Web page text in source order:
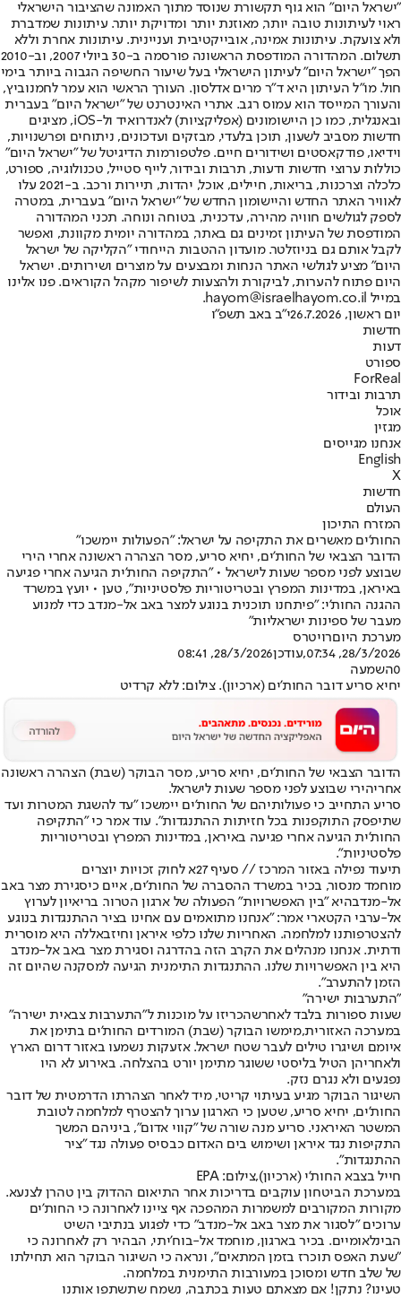
"ישראל היום" הוא גוף תקשורת שנוסד מתוך האמונה שהציבור הישראלי
ראוי לעיתונות טובה יותר, מאוזנת יותר ומדויקת יותר. עיתונות שמדברת
ולא צועקת. עיתונות אמינה, אובייקטיבית ועניינית. עיתונות אחרת וללא
תשלום. המהדורה המודפסת הראשונה פורסמה ב-30 ביולי 2007, וב-2010
הפך "ישראל היום" לעיתון הישראלי בעל שיעור החשיפה הגבוה ביותר בימי
חול. מו"ל העיתון היא ד"ר מרים אדלסון. העורך הראשי הוא עמר לחמנוביץ,
והעורך המייסד הוא עמוס רגב. אתרי האינטרנט של "ישראל היום" בעברית
ובאנגלית, כמו כן היישומונים (אפליקציות) לאנדרואיד ול-iOS, מציגים
חדשות מסביב לשעון, תוכן בלעדי, מבזקים ועדכונים, ניתוחים ופרשנויות,
וידיאו, פודקאסטים ושידורים חיים. פלטפורמות הדיגיטל של "ישראל היום"
כוללות ערוצי חדשות ודעות, תרבות ובידור, לייף סטייל, טכנולוגיה, ספורט,
כלכלה וצרכנות, בריאות, חיילים, אוכל, יהדות, תיירות ורכב. ב-2021 עלו
לאוויר האתר החדש והיישומון החדש של "ישראל היום" בעברית, במטרה
לספק לגולשים חוויה מהירה, עדכנית, בטוחה ונוחה. תכני המהדורה
המודפסת של העיתון זמינים גם באתר, במהדורה יומית מקוונת, ואפשר
לקבל אותם גם בניוזלטר. מועדון ההטבות הייחודי "הקליקה של ישראל
היום" מציע לגולשי האתר הנחות ומבצעים על מוצרים ושירותים. ישראל
היום פתוח להערות, לביקורת ולהצעות לשיפור מקהל הקוראים. פנו אלינו
במייל hayom@israelhayom.co.il.
יום ראשון, 26.7.2026
י"ב באב תשפ"ו
חדשות
דעות
ספורט
ForReal
תרבות ובידור
אוכל
מגזין
אנחנו מגייסים
English
X
חדשות
העולם
המזרח התיכון
החות'ים מאשרים את התקיפה על ישראל: "הפעולות יימשכו"
הדובר הצבאי של החות'ים, יחיא סריע, מסר הצהרה ראשונה אחרי הירי
שבוצע לפני מספר שעות לישראל • "התקיפה החות'ית הגיעה אחרי פגיעה
באיראן, במדינות המפרץ ובטריטוריות פלסטיניות", טען • יועץ במשרד
ההגנה החות'י: "פיתחנו תוכנית בנוגע למצר באב אל-מנדב כדי למנוע
מעבר של ספינות ישראליות"
מערכת היוםרויטרס
28/3/2026, 07:34
,עודכן28/3/2026, 08:41
0השמעה
יחיא סריע דובר החות'ים (ארכיון). צילום: ללא קרדיט
הדובר הצבאי של החות'ים, יחיא סריע, מסר הבוקר (שבת) הצהרה ראשונה
אחריהירי שבוצע לפני מספר שעות לישראל.
סריע התחייב כי פעולותיהם של החות'ים יימשכו "עד להשגת המטרות ועד
שתיפסק התוקפנות בכל חזיתות ההתנגדות". עוד אמר כי "התקיפה
החות'ית הגיעה אחרי פגיעה באיראן, במדינות המפרץ ובטריטוריות
פלסטיניות".
תיעוד נפילה באזור המרכז // סעיף 27א לחוק זכויות יוצרים
מוחמד מנסור, בכיר במשרד ההסברה של החות'ים, איים כיסגירת מצר באב
אל-מנדבהיא "בין האפשרויות" הפעולה של ארגון הטרור. בריאיון לערוץ
אל-ערבי הקטארי אמר: "אנחנו מתואמים עם אחינו בציר ההתנגדות בנוגע
להצטרפותנו למלחמה. האחריות שלנו כלפי איראן וחיזבאללה היא מוסרית
ודתית. אנחנו מנהלים את הקרב הזה בהדרגה וסגירת מצר באב אל-מנדב
היא בין האפשרויות שלנו. ההתנגדות התימנית הגיעה למסקנה שהיום זה
הזמן להתערב".
"התערבות ישירה"
שעות ספורות בלבד לאחרשהכריזו על מוכנות ל"התערבות צבאית ישירה"
במערכה האזורית,מימשו הבוקר (שבת) המורדים החות'ים בתימן את
איומם ושיגרו טילים לעבר שטח ישראל. אזעקות נשמעו באזור דרום הארץ
ולאחריהן הטיל בליסטי ששוגר מתימן יורט בהצלחה. באירוע לא היו
נפגעים ולא נגרם נזק.
השיגור הבוקר מגיע בעיתוי קריטי, מיד לאחר הצהרתו הדרמטית של דובר
החות'ים, יחיא סריע, שטען כי הארגון ערוך להצטרף למלחמה לטובת
המשטר האיראני. סריע מנה שורה של "קווי אדום", ביניהם המשך
התקיפות נגד איראן ושימוש בים האדום כבסיס פעולה נגד "ציר
ההתנגדות".
חייל בצבא החות'י (ארכיון),צילום: EPA
במערכת הביטחון עוקבים בדריכות אחר התיאום ההדוק בין טהרן לצנעא.
מקורות המקורבים למשמרות המהפכה אף ציינו לאחרונה כי החות'ים
ערוכים "לסגור את מצר באב אל-מנדב" כדי לפגוע בנתיבי השיט
הבינלאומיים. בכיר בארגון, מוחמד אל-בוח'יתי, הבהיר רק לאחרונה כי
"שעת האפס תוכרז בזמן המתאים", ונראה כי השיגור הבוקר הוא תחילתו
של שלב חדש ומסוכן במעורבות התימנית במלחמה.
טעינו? נתקן! אם מצאתם טעות בכתבה, נשמח שתשתפו אותנו